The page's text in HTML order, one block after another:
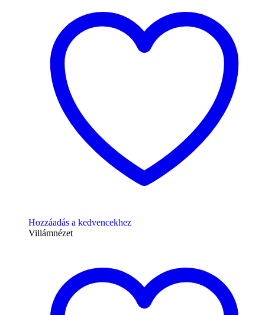
Hozzáadás a kedvencekhez
Villámnézet